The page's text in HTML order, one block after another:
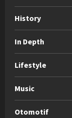
History
In Depth
Lifestyle
Music
Otomotif